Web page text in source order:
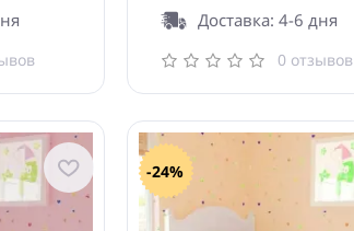
Доставка: 4-6 дня
0 отзывов
-24%